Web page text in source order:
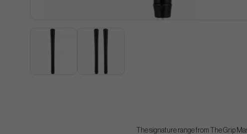
The signature range from The Grip